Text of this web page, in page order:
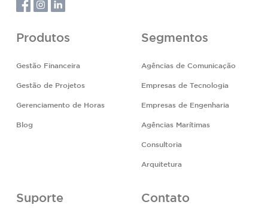
Produtos
Gestão Financeira
Gestão de Projetos
Gerenciamento de Horas
Blog
Segmentos
Agências de Comunicação
Empresas de Tecnologia
Empresas de Engenharia
Agências Marítimas
Consultoria
Arquitetura
Suporte Contato